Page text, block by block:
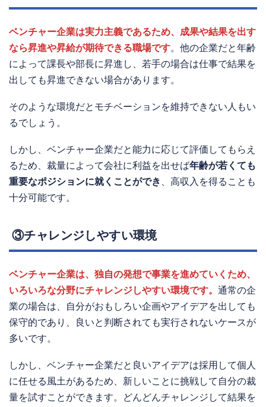
ベンチャー企業は実力主義であるため、成果や結果を出す
なら昇進や昇給が期待できる職場です。他の企業だと年齢
によって課長や部長に昇進し、若手の場合は仕事で結果を
出しても昇進できない場合があります。
そのような環境だとモチベーションを維持できない人もい
るでしょう。
しかし、ベンチャー企業だと能力に応じて評価してもらえ
るため、裁量によって会社に利益を出せば年齢が若くても
重要なポジションに就くことができ
、高収入を得ることも
十分可能です。
③チャレンジしやすい環境
ベンチャー企業は、独自の発想で事業を進めていくため、
いろいろな分野にチャレンジしやすい環境です。 通常の企
業の場合は、自分がおもしろい企画やアイデアを出しても
保守的であり、良いと判断されても実行されないケースが
多いです。
しかし、ベンチャー企業だと良いアイデアは採用して個人
に任せる風土があるため、新しいことに挑戦して自分の裁
量を試すことができます。どんどんチャレンジして結果を